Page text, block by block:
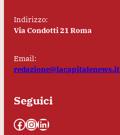
Indirizzo:
Via Condotti 21 Roma
Email:
redazione@lacapitalenews.it
Seguici
Facebook InstagramLinkedIn